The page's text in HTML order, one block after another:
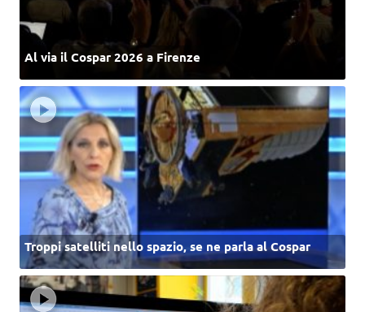
Al via il Cospar 2026 a Firenze
Troppi satelliti nello spazio, se ne parla al Cospar